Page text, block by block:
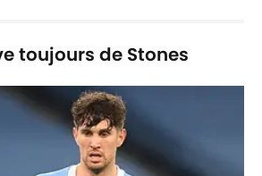
toujours de Stones